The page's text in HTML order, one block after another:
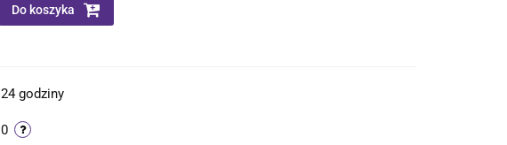
Do koszyka
24 godziny
0